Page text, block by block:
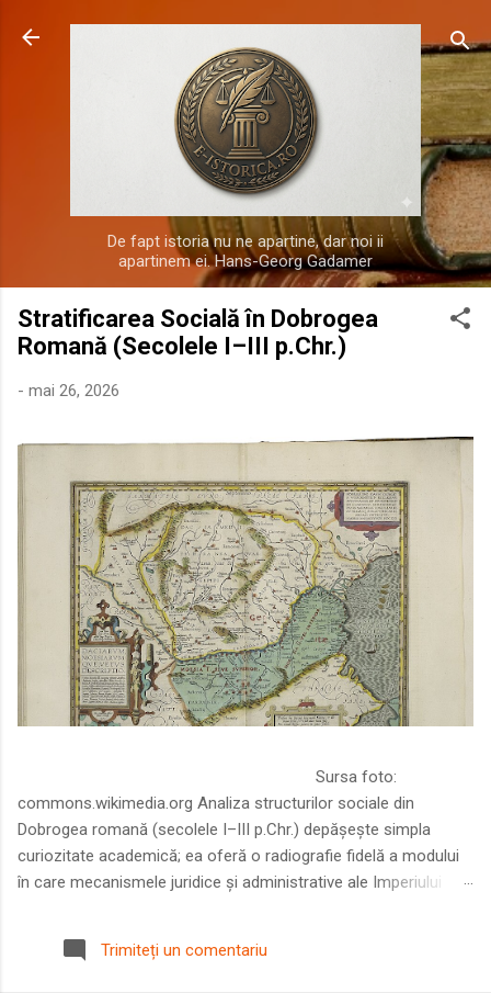
Treceți la conținutul principal
De fapt istoria nu ne apartine, dar noi ii
apartinem ei. Hans-Georg Gadamer
Stratificarea Socială în Dobrogea
Romană (Secolele I–III p.Chr.)
- mai 26, 2026
Sursa foto:
commons.wikimedia.org Analiza structurilor sociale din
Dobrogea romană (secolele I–III p.Chr.) depășește simpla
curiozitate academică; ea oferă o radiografie fidelă a modului
în care mecanismele juridice și administrative ale Imperiului
Într-o epocă în care prosperitatea excepțională a lumii romane
era susținută de o mobilitate socială dinamică și de o libertate
Trimiteți un comentariu